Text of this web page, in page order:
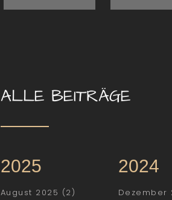
ALLE BEITRÄGE
2025
August 2025 (2)
2024
Dezember